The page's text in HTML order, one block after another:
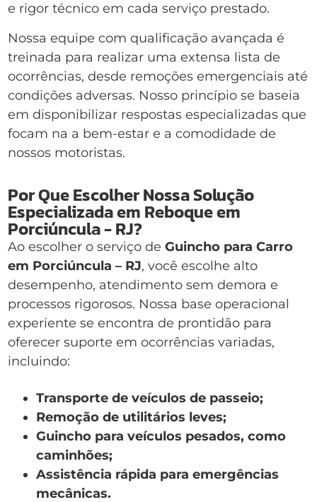
e rigor técnico em cada serviço prestado.
Nossa equipe com qualificação avançada é
treinada para realizar uma extensa lista de
ocorrências, desde remoções emergenciais até
condições adversas. Nosso princípio se baseia
em disponibilizar respostas especializadas que
focam na a bem-estar e a comodidade de
nossos motoristas.
Por Que Escolher Nossa Solução
Especializada em Reboque em
Porciúncula - RJ?
Ao escolher o serviço de Guincho para Carro
em Porciúncula – RJ, você escolhe alto
desempenho, atendimento sem demora e
processos rigorosos. Nossa base operacional
experiente se encontra de prontidão para
oferecer suporte em ocorrências variadas,
incluindo:
Transporte de veículos de passeio;
Remoção de utilitários leves;
Guincho para veículos pesados, como
caminhões;
Assistência rápida para emergências
mecânicas.